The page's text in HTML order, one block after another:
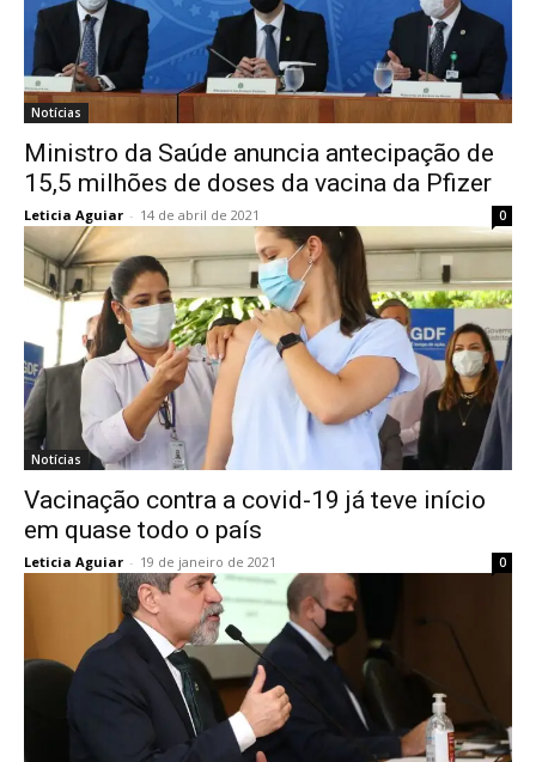
Notícias
Ministro da Saúde anuncia antecipação de
15,5 milhões de doses da vacina da Pfizer
Leticia Aguiar - 14 de abril de 2021 0
Notícias
Vacinação contra a covid-19 já teve início
em quase todo o país
Leticia Aguiar - 19 de janeiro de 2021 0